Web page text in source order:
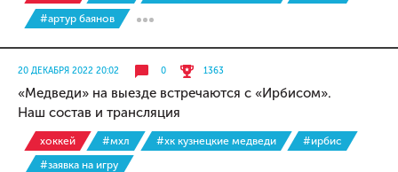
#артур баянов
20 ДЕКАБРЯ 2022 20:02 0 1363
«Медведи» на выезде встречаются с «Ирбисом».
Наш состав и трансляция
хоккей #мхл #хк кузнецкие медведи
#ирбис
#заявка на игру